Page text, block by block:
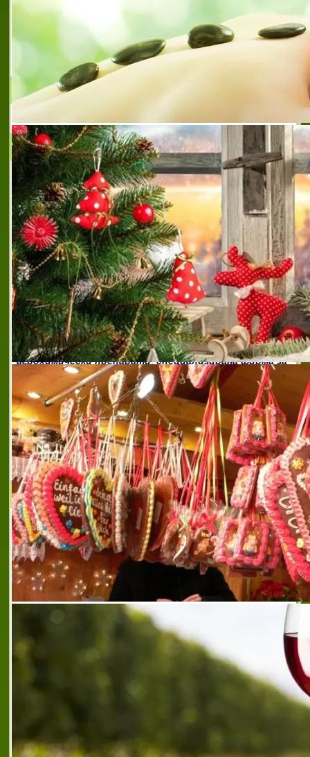
търговията със черни и цветни метали брестовец
търовия на едро с метални отпадъци,търовия с
метални отпадъци брестовец
,търовия с метални
отпадъци област плевен,части за автомобили
втора употреба брестовец
А ТУРС ЕООД
АГРОЗАЩИТА - ГВ ЕООД
АГРОЗАЩИТА - ГВ ЕООД е фирма със
седалище град Плевен, ул. Луковит 4, ет.
2. Развива своята дейност в областта на
селското стопанство. Занимава се с
търговия на агрохимичес
агрозащита гв,агрозащита гв, агрозащита гв еоод
плевен,дистрибутор на агрия ад плевен,коректна
фирма за консултинг плевен,препарати за
растителна защита плевен,препарати за селското
стопанство плевен,продажба на агрохимически
препарати плевен,продажба на органични торове
плевен,продажба на препарати за растителна
защита плевен,разнообразие от агрохимически
препарати плевен,растежни стимулатори за
растения плевен,специализирана фирма за
агрохимически препарати,специализирана фирма за
семена плевен,специализирана фирма за торове
търговия с агрохимически препарати
плевен,търговия с биостимулатори плевен
търговия с биоциди плевен,
търговия с
инсектициди плевен,търговия с качествени семена
плевен,търговия с листни торове плевен,търговия
с органични торове плевен
,търговия с растежни
стимулатори плевен,търговия с фунгициди плевен,
търговия с хербициди плевен
Алфа - 3 ООД
Алфа - 3 ООД е съвременна, пазарно
ориентирана българска компания,
учредена през 1994 год. със седалище и
адрес на управление град Плевен. Една
от водещите на пазара с традиции в
сферата на и
алуминиеви детайли плевен
алуминиеви отливки за автомобили плевен
алуминиеви отливки плевен,алфа 3 оод
плевен
детайли от алуминиеви сплави плевен
изработка на детайли от алуминиеви сплави плевен
кокилно леене на алуминиеви отливки плевен
на отливки от алуминиеви сплави плевен,леене под
механична
обработка на алуминиеви детайли
плевен
,производство на алуминиеви детайли
плевен,фирма за алуминиеви отливки плевен фирма